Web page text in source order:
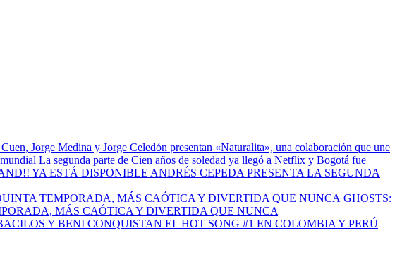
Jorge Medina y Jorge Celedón presentan «Naturalita», una colaboración que une
La segunda parte de Cien años de soledad ya llegó a Netflix y Bogotá fue
ANDRÉS CEPEDA PRESENTA LA SEGUNDA
GHOSTS:
MÁS CAÓTICA Y DIVERTIDA QUE NUNCA
Y BENI CONQUISTAN EL HOT SONG #1 EN COLOMBIA Y PERÚ